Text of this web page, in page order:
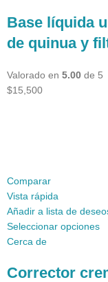
Base líquida
de quinua y
Valorado en 5.00 de 5
$15,500
Comparar
Vista rápida
Añadir a lista de
Seleccionar opciones
Cerca de
Corrector